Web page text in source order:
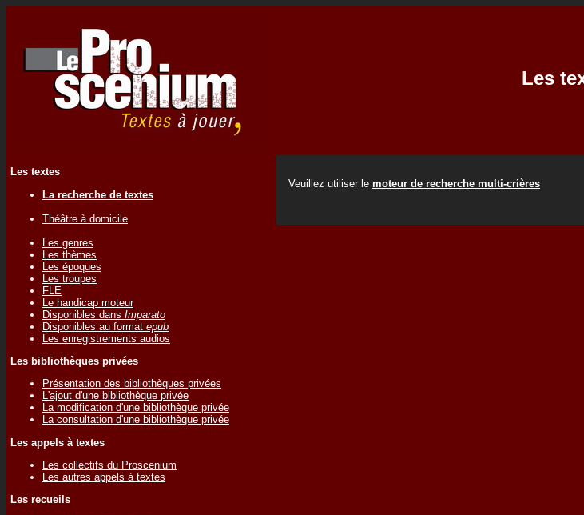
Les
Les textes
La recherche de textes
Théâtre à domicile
Les genres
Les thèmes
Les époques
Les troupes
FLE
Le handicap moteur
Disponibles dans Imparato
Disponibles au format epub
Les enregistrements audios
Les bibliothèques privées
Présentation des bibliothèques privées
L'ajout d'une bibliothèque privée
La modification d'une bibliothèque privée
La consultation d'une bibliothèque privée
Les appels à textes
Les collectifs du Proscenium
Les autres appels à textes
Les recueils
Veuillez utiliser le moteur de recherche multi-crières